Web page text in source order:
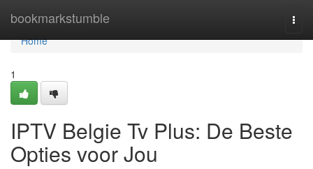
bookmarkstumble
Home
Home
1
IPTV Belgie Tv Plus: De Beste
Opties voor Jou